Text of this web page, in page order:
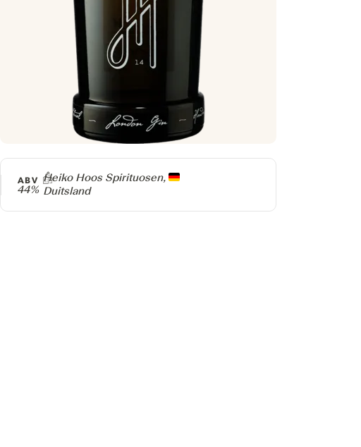
Producer
Heiko Hoos Spirituosen,
Duitsland
ABV
44%